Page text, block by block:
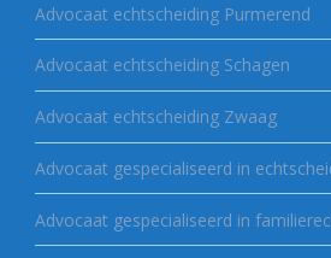
Advocaat echtscheiding Purmerend
Advocaat echtscheiding Schagen
Advocaat echtscheiding Zwaag
Advocaat gespecialiseerd in
Advocaat gespecialiseerd in